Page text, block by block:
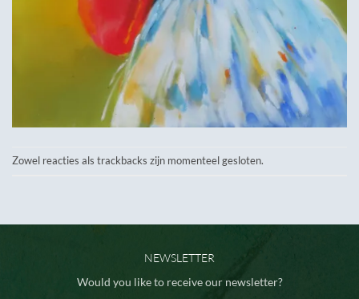
Zowel reacties als trackbacks zijn momenteel gesloten.
NEWSLETTER
Would you like to receive our newsletter?